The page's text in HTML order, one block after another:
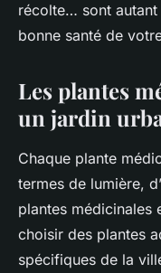
récolte… sont autant
bonne santé de
Les plantes
un jardin
Chaque plante
termes de lumière,
plantes médicinales
choisir des plantes
spécifiques de la